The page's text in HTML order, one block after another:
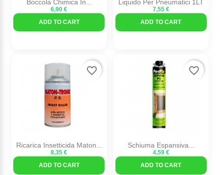
Boccola Chimica In...
6,90 €
ADD TO CART
Liquido Per Pneumatici 1LT
7,55 €
ADD TO CART
Ricarica Insetticida Maton...
8,35 €
ADD TO CART
favorite_border
Schiuma Espansiva...
4,59 €
ADD TO CART
favorite_border